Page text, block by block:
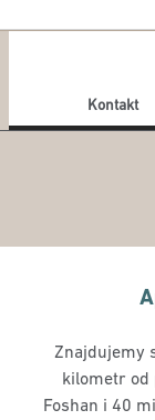
Kontakt
Znajdujemy
kilometr od
Foshan i 40